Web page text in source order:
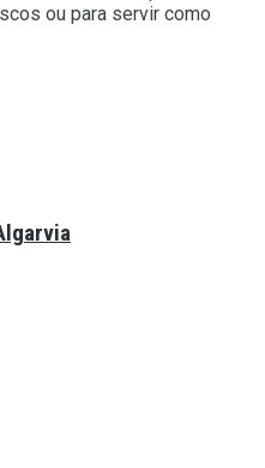
ou para servir como